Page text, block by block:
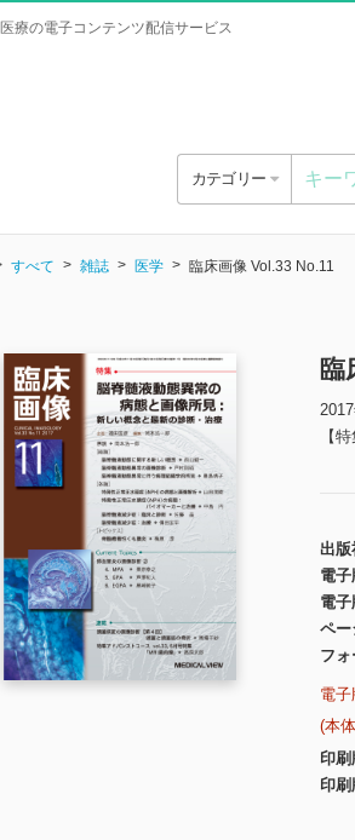
療の電子コンテンツ配信サービス
カテゴリー
すべて 雑誌 医学 臨床画像 Vol.33 No.11
臨
【
出版
電子
電子
ペー
フォ
電子
(本
印刷
印刷